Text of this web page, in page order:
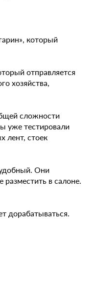
который
отправляется
хозяйства,
сложности
уже тестировали
лент, стоек
Они
в салоне.
дорабатываться.